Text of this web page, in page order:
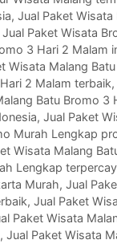
, Jual Paket
Jual Paket Wisata
3 Hari 2 Malam
Wisata Malang
2 Malam terbaik,
Batu Bromo 3
, Jual Paket
Murah Lengkap
Wisata Malang
Lengkap
Murah, Jual
, Jual Paket
Paket Wisata
, Jual Paket Wisata